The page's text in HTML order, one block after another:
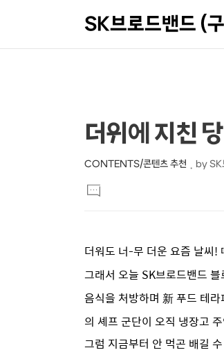
SK브로드밴드 (
상
컨
텐
본
문
제
목
더위에 지친
CONTENTS/콘텐츠 추천 by SK
문
댓
글
더워도 너-무 더운 요즘 날씨!
그래서 오늘 SK브로드밴드
음식을 처방하며 新 푸드 테
의 셰프 군단이 오직 냉장고
그럼 지금부터 안 먹곤 배길